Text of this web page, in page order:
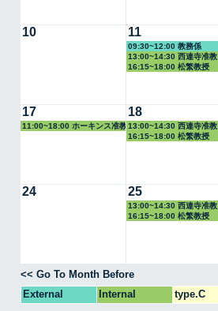
10 11
09:30~12:00 教務係
13:00~14:30 西連寺准教
授
16:15~18:00 松繁教授
17
11:00~18:00 ホーキンス准教
18
13:00~14:30 西連寺准教
授
16:15~18:00 松繁教授
24 25
13:00~14:30 西連寺准教
授
16:15~18:00 松繁教授
<< Go To Month Before
External
Internal type.C